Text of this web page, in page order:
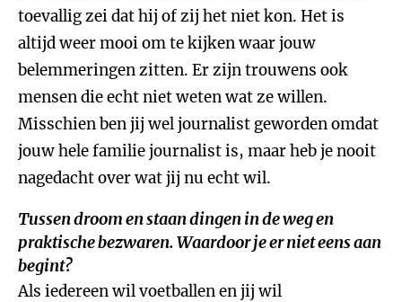
toevallig zei dat hij of zij het niet kon. Het is
altijd weer mooi om te kijken waar jouw
belemmeringen zitten. Er zijn trouwens ook
mensen die echt niet weten wat ze willen.
Misschien ben jij wel journalist geworden omdat
jouw hele familie journalist is, maar heb je nooit
nagedacht over wat jij nu echt wil.
Tussen droom en staan dingen in de weg en
praktische bezwaren. Waardoor je er niet eens aan
begint?
Als iedereen wil voetballen en jij wil